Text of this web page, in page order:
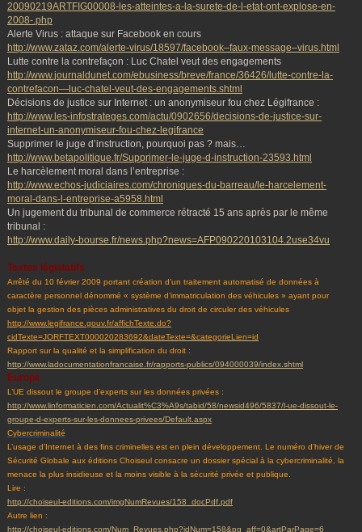
20090219ARTFIG00008-les-atteintes-a-la-surete-de-l-etat-ont-explose-en-
2008-.php
Alerte Virus : attaque sur Facebook en cours
http://www.zataz.com/alerte-virus/18597/facebook–faux-message–virus.html
Lutte contre la contrefaçon : Luc Chatel veut des engagements
http://www.journaldunet.com/ebusiness/breve/france/36426/lutte-contre-la-
contrefacon—luc-chatel-veut-des-engagements.shtml
Décisions de justice sur Internet : un anonymiseur fou chez Légifrance :
http://www.les-infostrateges.com/actu/0902656/decisions-de-justice-sur-
internet-un-anonymiseur-fou-chez-legifrance
Supprimer le juge d’instruction, pourquoi pas ? mais…
http://www.betapolitique.fr/Supprimer-le-juge-d-instruction-23593.html
Le harcèlement moral dans l’entreprise :
http://www.echos-judiciaires.com/chroniques-du-barreau/le-harcelement-
moral-dans-l-entreprise-a5958.html
Un jugement du tribunal de commerce rétracté 15 ans après par le même
tribunal :
http://www.daily-bourse.fr/news.php?news=AFP090220103104.2use34vu
Textes législatifs
Arrêté du 10 février 2009 portant création d’un traitement automatisé de données à
caractère personnel dénommé « système d’immatriculation des véhicules » ayant pour
objet la gestion des pièces administratives du droit de circuler des véhicules
http://www.legifrance.gouv.fr/affichTexte.do?
cidTexte=JORFTEXT000020283692&dateTexte=&categorieLien=id
Rapport sur la qualité et la simplification du droit :
http://www.ladocumentationfrancaise.fr/rapports-publics/094000039/index.shtml
Europe
L’UE dissout le groupe d’experts sur les données privées :
http://www.linformaticien.com/Actualit%C3%A9s/tabid/58/newsid496/5837/l-ue-dissout-le-
groupe-d-experts-sur-les-donnees-privees/Default.aspx
Cybercriminalité
L’usage d’Internet à des fins criminelles est en plein développement. Le numéro d’hiver de
Sécurité Globale aux éditions Choiseul consacre un dossier spécial à la cybercriminalité, la
menace la plus insidieuse et la moins visible à la sécurité privée et publique.
Lire :
http://choiseul-editions.com/imgNumRevues/158_docPdf.pdf
Autre lien :
http://choiseul-editions.com/Num_Revues.php?idNum=158&pg_aff=0&artParPage=6